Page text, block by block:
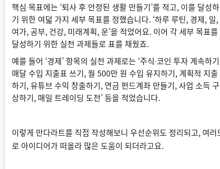
핵심 목표에는 ‘퇴사 후 안정된 생활 만들기’를 적고, 이를 달성하
기 위한 여덟 가지 세부 목표를 정했습니다. ‘하루 루틴, 경제, 일,
여가, 공부, 건강, 미래계획, 운’을 적었어요. 이어 각 세부 목표를
달성하기 위한 실천 과제들로 표를 채웠죠.
예를 들어 ‘경제’ 항목의 실천 과제로는 ‘주식·코인 투자 계속하
매달 수입 지출표 쓰기, 월 500만 원 수입 유지하기, 계획적 지출
하기, 유튜브 수익 창출하기, 연금 펀드계좌 만들기, 사업 소득 구
상하기, 매일 트레이딩 도전’ 등을 적었습니다.
이렇게 만다라트를 직접 작성해보니 우선순위도 정리되고, 여러
로 아이디어가 떠올라 많은 도움이 되더라고요.